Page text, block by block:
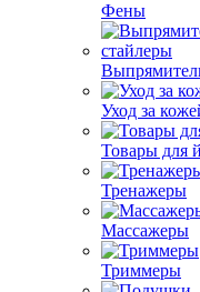
Фены
Уход за
Товары для
Тренажеры
Массажеры
Триммеры